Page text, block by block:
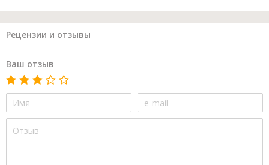
Рецензии и отзывы
Ваш отзыв